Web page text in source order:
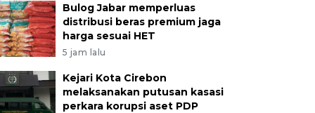
Bulog Jabar memperluas
distribusi beras premium jaga
harga sesuai HET
5 jam lalu
Kejari Kota Cirebon
melaksanakan putusan kasasi
perkara korupsi aset PDP